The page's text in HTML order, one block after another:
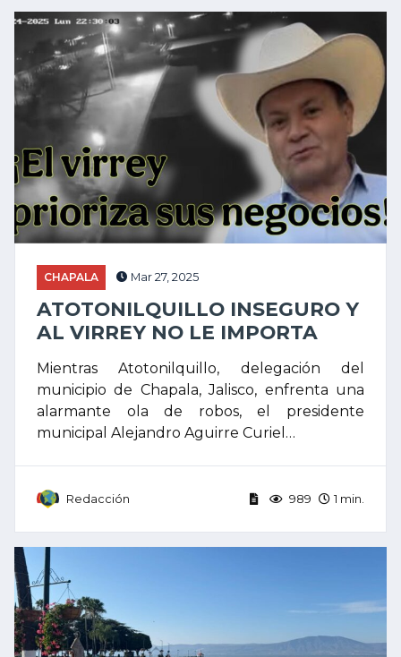
CHAPALA Mar 27, 2025
ATOTONILQUILLO INSEGURO Y
AL VIRREY NO LE IMPORTA
Mientras Atotonilquillo, delegación del
municipio de Chapala, Jalisco, enfrenta una
alarmante ola de robos, el presidente
municipal Alejandro Aguirre Curiel…
Redacción 989 1 min.